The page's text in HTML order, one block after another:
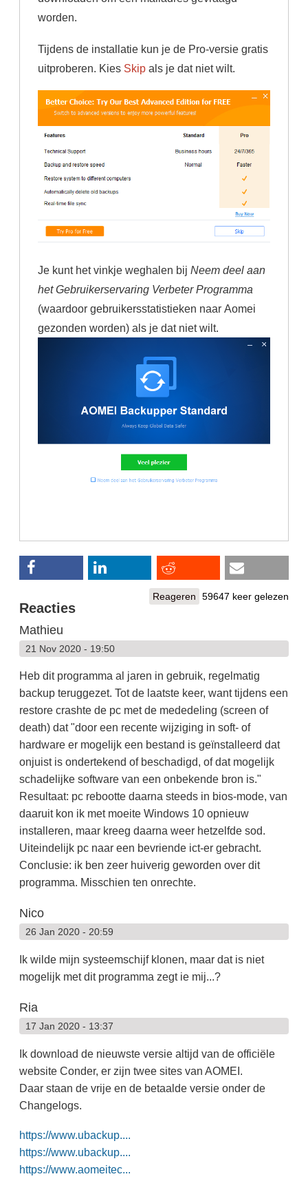
worden.
Tijdens de installatie kun je de Pro-versie gratis
uitproberen. Kies Skip als je dat niet wilt.
Je kunt het vinkje weghalen bijNeem deel aan
het Gebruikerservaring Verbeter Programma
(waardoor gebruikersstatistieken naar Aomei
gezonden worden) als je dat niet wilt.
Reageren 59647 keer gelezen
Reacties
Mathieu
21 Nov 2020 - 19:50
Heb dit programma al jaren in gebruik, regelmatig
backup teruggezet. Tot de laatste keer, want tijdens een
restore crashte de pc met de mededeling (screen of
death) dat "door een recente wijziging in soft- of
hardware er mogelijk een bestand is geïnstalleerd dat
onjuist is ondertekend of beschadigd, of dat mogelijk
schadelijke software van een onbekende bron is."
Resultaat: pc rebootte daarna steeds in bios-mode, van
daaruit kon ik met moeite Windows 10 opnieuw
installeren, maar kreeg daarna weer hetzelfde sod.
Uiteindelijk pc naar een bevriende ict-er gebracht.
Conclusie: ik ben zeer huiverig geworden over dit
programma. Misschien ten onrechte.
Nico
26 Jan 2020 - 20:59
Ik wilde mijn systeemschijf klonen, maar dat is niet
mogelijk met dit programma zegt ie mij...?
Ria
17 Jan 2020 - 13:37
Ik download de nieuwste versie altijd van de officiële
website Conder, er zijn twee sites van AOMEI.
Daar staan de vrije en de betaalde versie onder de
Changelogs.
https://www.ubackup....
https://www.ubackup....
https://www.aomeitec...